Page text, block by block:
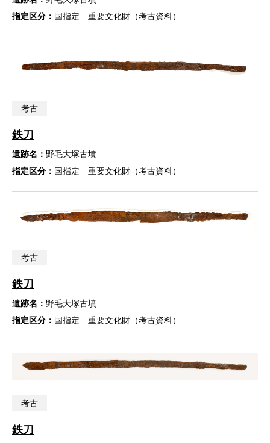
指定区分： 国指定 重要文化財（考古資料）
考古
鉄刀
遺跡名： 野毛大塚古墳
指定区分： 国指定 重要文化財（考古資料）
考古
鉄刀
遺跡名： 野毛大塚古墳
指定区分： 国指定 重要文化財（考古資料）
考古
鉄刀